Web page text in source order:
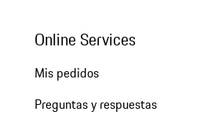
Online Services
Mis pedidos
Preguntas y respuestas